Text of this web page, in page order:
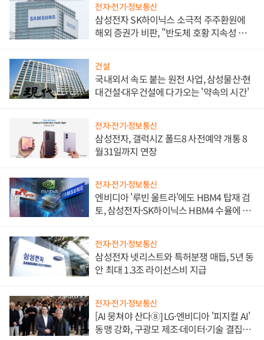
전자·전기·정보통신
삼성전자 SK하이닉스 소극적 주주환원에
해외 증권가 비판, "반도체 호황 지속성 의
건설
국내외서 속도 붙는 원전 사업, 삼성물산·현
대건설·대우건설에 다가오는 '약속의 시간'
전자·전기·정보통신
삼성전자, 갤럭시Z 폴드8 사전예약 개통 8
월31일까지 연장
전자·전기·정보통신
엔비디아 '루빈 울트라'에도 HBM4 탑재 검
토, 삼성전자·SK하이닉스 HBM4 수율에 주
전자·전기·정보통신
삼성전자 넷리스트와 특허분쟁 매듭, 5년 동
안 최대 1.3조 라이선스비 지급
전자·전기·정보통신
[AI 뭉쳐야 산다⑧] LG·엔비디아 '피지컬 AI'
동맹 강화, 구광모 제조·데이터·기술 결집